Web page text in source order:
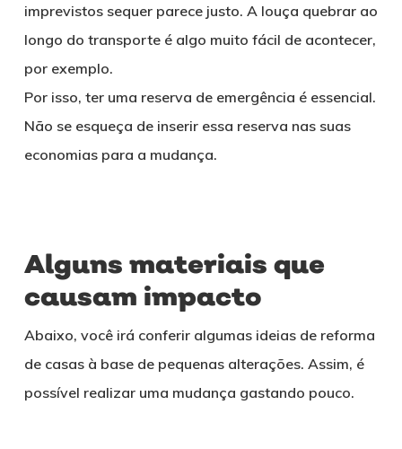
imprevistos sequer parece justo. A louça quebrar ao
longo do transporte é algo muito fácil de acontecer,
por exemplo.
Por isso, ter uma reserva de emergência é essencial.
Não se esqueça de inserir essa reserva nas suas
economias para a mudança.
Alguns materiais que
causam impacto
Abaixo, você irá conferir algumas ideias de reforma
de casas à base de pequenas alterações. Assim, é
possível realizar uma mudança gastando pouco.